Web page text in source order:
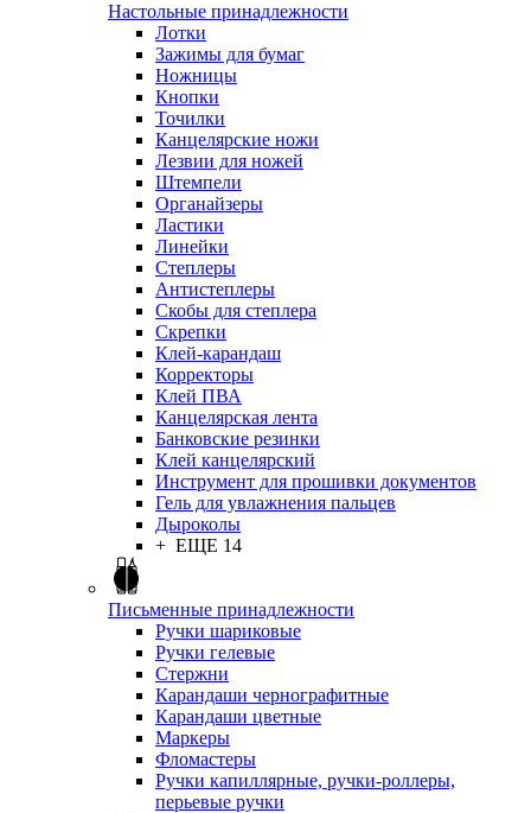
Настольные принадлежности
Лотки
Зажимы для бумаг
Ножницы
Кнопки
Точилки
Канцелярские ножи
Лезвии для ножей
Штемпели
Органайзеры
Ластики
Линейки
Степлеры
Антистеплеры
Скобы для степлера
Скрепки
Клей-карандаш
Корректоры
Клей ПВА
Канцелярская лента
Банковские резинки
Клей канцелярский
Инструмент для прошивки документов
Гель для увлажнения пальцев
Дыроколы
+ ЕЩЕ 14
Письменные принадлежности
Ручки шариковые
Ручки гелевые
Стержни
Карандаши чернографитные
Карандаши цветные
Маркеры
Фломастеры
Ручки капиллярные, ручки-роллеры,
перьевые ручки